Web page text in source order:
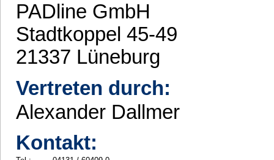
PADline GmbH
Stadtkoppel 45-49
21337 Lüneburg
Vertreten durch:
Alexander Dallmer
Kontakt: